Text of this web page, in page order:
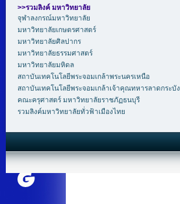
>>รวมลิงค์ มหาวิทยาลัย
จุฬาลงกรณ์มหาวิทยาลัย
มหาวิทยาลัยเกษตรศาสตร์
มหาวิทยาลัยศิลปากร
มหาวิทยาลัยธรรมศาสตร์
มหาวิทยาลัยมหิดล
สถาบันเทคโนโลยีพระจอมเกล้าพระนครเหนือ
สถาบันเทคโนโลยีพระจอมเกล้าเจ้าคุณทหารลาดกระบัง
คณะครุศาสตร์ มหาวิทยาลัยราชภัฏธนบุรี
รวมลิงค์มหาวิทยาลัยทั่วฟ้าเมืองไทย